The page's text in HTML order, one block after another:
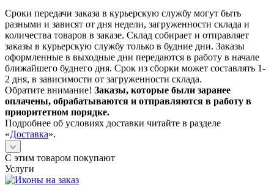
Сроки передачи заказа в курьерскую службу могут быть
разными и зависят от дня недели, загруженности склада и
количества товаров в заказе. Склад собирает и отправляет
заказы в курьерскую службу только в будние дни. Заказы
оформленные в выходные дни передаются в работу в начале
ближайшего буднего дня. Срок из сборки может составлять 1-
2 дня, в зависимости от загруженности склада.
Обратите внимание! Заказы, которые были заранее
оплачены, обрабатываются и отправляются в работу в
приоритетном порядке.
Подробнее об условиях доставки читайте в разделе
«Доставка».
С этим товаром покупают
Услуги